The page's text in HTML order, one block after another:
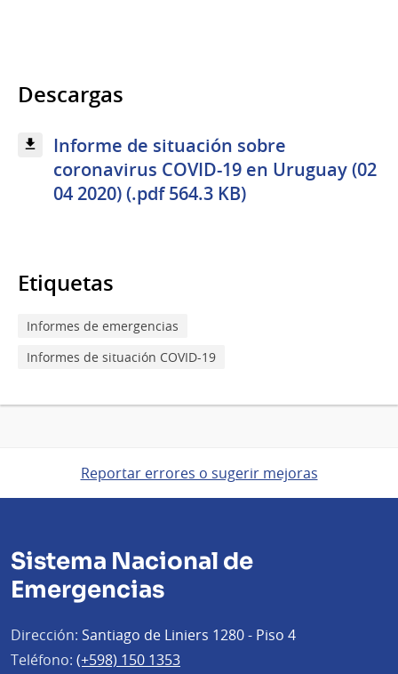
Descargas
Informe de situación sobre
coronavirus COVID-19 en Uruguay (02
04 2020) (.pdf 564.3 KB)
Etiquetas
Informes de emergencias
Informes de situación COVID-19
Reportar errores o sugerir mejoras
Sistema Nacional de
Emergencias
Dirección: Santiago de Liniers 1280 - Piso 4
Teléfono: (+598) 150 1353